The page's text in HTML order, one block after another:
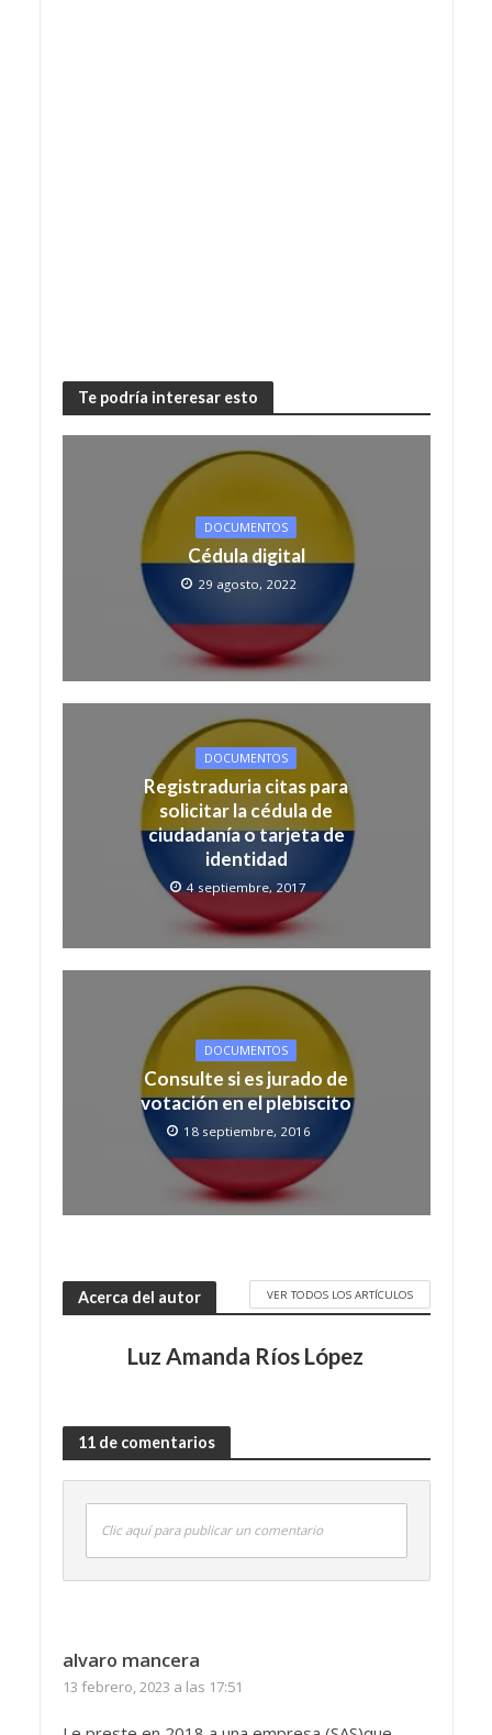
Te podría interesar esto
DOCUMENTOS
Cédula digital
29 agosto, 2022
DOCUMENTOS
Registraduria citas para
solicitar la cédula de
ciudadanía o tarjeta de
identidad
4 septiembre, 2017
DOCUMENTOS
Consulte si es jurado de
votación en el plebiscito
18 septiembre, 2016
Acerca del autor VER TODOS LOS ARTÍCULOS
Luz Amanda Ríos López
11 de comentarios
Clic aquí para publicar un comentario
alvaro mancera
13 febrero, 2023 a las 17:51